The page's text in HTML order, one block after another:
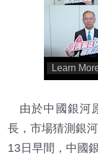
由於中國銀河
長，市場猜測銀
13日早間，中國